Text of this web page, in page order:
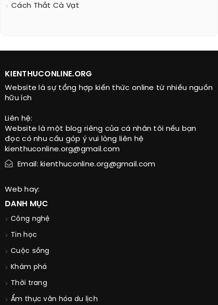
Cách Thắt Cà Vạt
KIENTHUCONLINE.ORG
Website là sự tổng hợp kiến thức online từ nhiều nguồn
hữu ích
Liên hệ:
Website là một blog riêng của cá nhân tôi nếu bạn
đọc có nhu cầu góp ý vui lòng liên hệ
kienthuconline.org@gmail.com
Email: kienthuconline.org@gmail.com
Web hay:
DANH MỤC
Công nghệ
Tin học
Cuộc sống
Khám phá
Thời trang
Ẩm thực văn hóa du lịch